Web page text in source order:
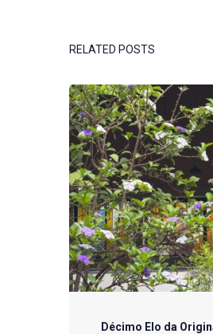
RELATED POSTS
Décimo Elo da